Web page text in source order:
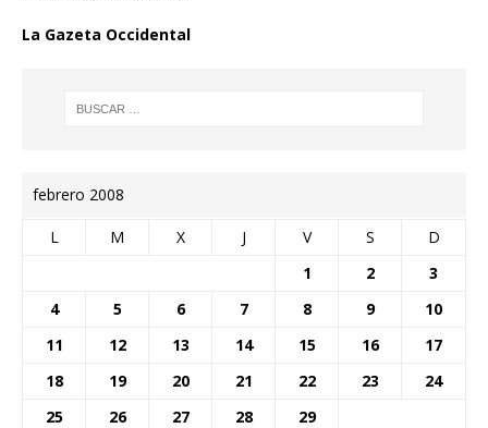
La Gazeta Occidental
febrero 2008
L M X J V S D
1 2
3
4
5 6 7 8 9
10
11
12 13 14 15 16
17
18
19 20 21 22 23
24
25
26 27 28 29